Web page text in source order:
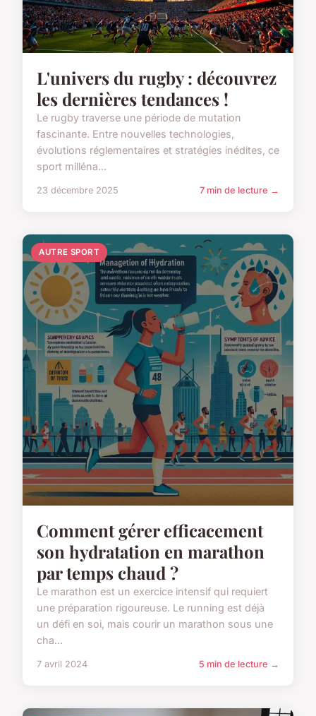
L'univers du rugby : découvrez
les dernières tendances !
Le rugby traverse une période de mutation
fascinante. Entre nouvelles technologies,
évolutions réglementaires et stratégies inédites, ce
sport milléna...
23 décembre 2025 7 min de lecture →
AUTRE SPORT
Comment gérer efficacement
son hydratation en marathon
par temps chaud ?
Le marathon est un exercice intensif qui requiert
une préparation rigoureuse. Le running est déjà
un défi en soi, mais courir un marathon sous une
cha...
7 avril 2024 5 min de lecture →